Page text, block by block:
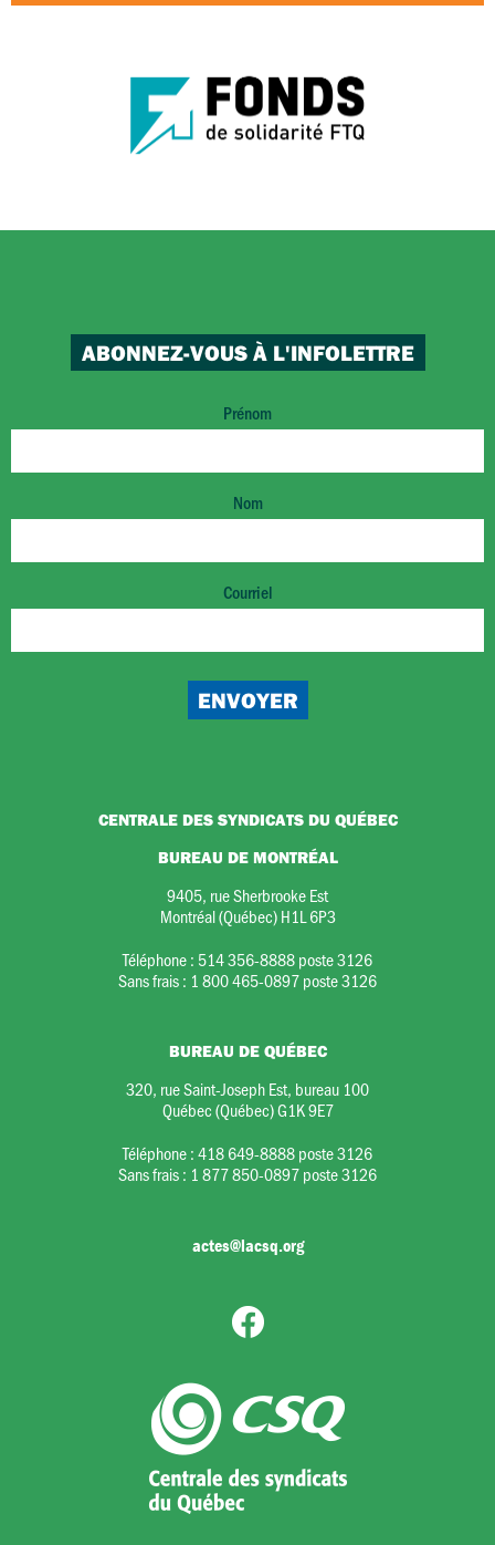
ABONNEZ-VOUS À L'INFOLETTRE
Prénom
Nom
Courriel
CENTRALE DES SYNDICATS DU QUÉBEC
BUREAU DE MONTRÉAL
9405, rue Sherbrooke Est
Montréal (Québec) H1L 6P3
Téléphone : 514 356-8888 poste 3126
Sans frais : 1 800 465-0897 poste 3126
BUREAU DE QUÉBEC
320, rue Saint-Joseph Est, bureau 100
Québec (Québec) G1K 9E7
Téléphone :418 649-8888 poste 3126
Sans frais : 1 877 850-0897 poste 3126
actes@lacsq.org